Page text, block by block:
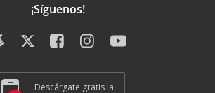
¡Síguenos!
Descárgate gratis la